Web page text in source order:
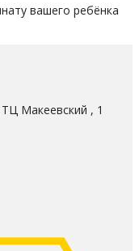
вашего ребёнка
Макеевский , 1